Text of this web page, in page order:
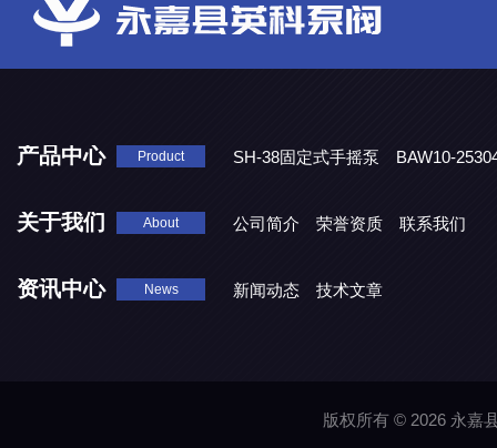
产品中心 Product SH-38固定式手摇泵
BAW10-
关于我们 About 公司简介 荣誉资质 联系我们
资讯中心 News 新闻动态 技术文章
版权所有 © 2026 永嘉